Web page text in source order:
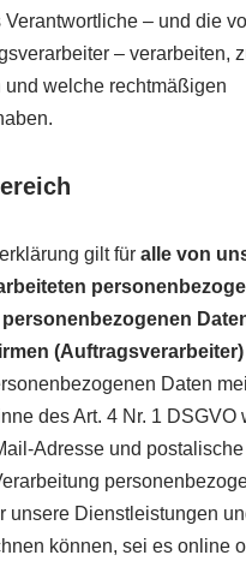
Verantwortliche – und die
– verarbeiten,
welche rechtmäßigen
gilt für alle von
(Auftragsverarbeiter)
Daten
des Art. 4 Nr. 1 DSGVO
Adresse und
unsere Dienstleistungen
können, sei es online